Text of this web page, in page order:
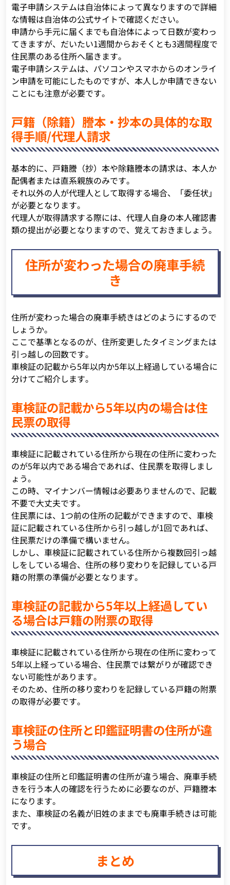
電子申請システムは自治体によって異なりますので詳細
な情報は自治体の公式サイトで確認ください。
申請から手元に届くまでも自治体によって日数が変わっ
てきますが、だいたい1週間からおそくとも3週間程度で
住民票のある住所へ届きます。
電子申請システムは、パソコンやスマホからのオンライ
ン申請を可能にしたものですが、本人しか申請できない
ことにも注意が必要です。
戸籍（除籍）謄本・抄本の具体的な取
得手順/代理人請求
基本的に、戸籍謄（抄）本や除籍謄本の請求は、本人か
配偶者または直系親族のみです。
それ以外の人が代理人として取得する場合、「委任状」
が必要となります。
代理人が取得請求する際には、代理人自身の本人確認書
類の提出が必要となりますので、覚えておきましょう。
住所が変わった場合の廃車手続
き
住所が変わった場合の廃車手続きはどのようにするので
しょうか。
ここで基準となるのが、住所変更したタイミングまたは
引っ越しの回数です。
車検証の記載から5年以内か5年以上経過している場合に
分けてご紹介します。
車検証の記載から5年以内の場合は住
民票の取得
車検証に記載されている住所から現在の住所に変わった
のが5年以内である場合であれば、住民票を取得しまし
ょう。
この時、マイナンバー情報は必要ありませんので、記載
不要で大丈夫です。
住民票には、1つ前の住所の記載ができますので、車検
証に記載されている住所から引っ越しが1回であれば、
住民票だけの準備で構いません。
しかし、車検証に記載されている住所から複数回引っ越
しをしている場合、住所の移り変わりを記録している戸
籍の附票の準備が必要となります。
車検証の記載から5年以上経過してい
る場合は戸籍の附票の取得
車検証に記載されている住所から現在の住所に変わって
5年以上経っている場合、住民票では繋がりが確認でき
ない可能性があります。
そのため、住所の移り変わりを記録している戸籍の附票
の取得が必要です。
車検証の住所と印鑑証明書の住所が違
う場合
車検証の住所と印鑑証明書の住所が違う場合、廃車手続
きを行う本人の確認を行うために必要なのが、戸籍謄本
になります。
また、車検証の名義が旧姓のままでも廃車手続きは可能
です。
まとめ